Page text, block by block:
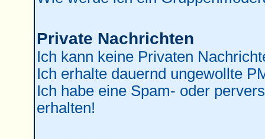
Private Nachrichten
Ich kann keine Privaten
Ich erhalte dauernd ungewollte
Ich habe eine Spam- oder
erhalten!